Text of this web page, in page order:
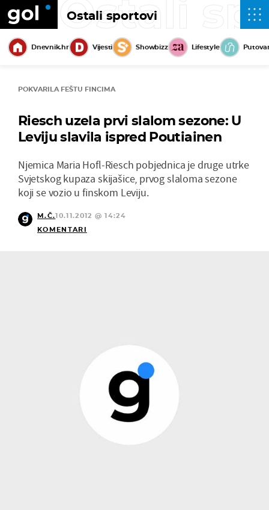
Ostali sportovi
Ostali
Dnevnik.hr Vijesti Showbizz Lifestyle
POKVARILA FEŠTU FINCIMA
Riesch uzela prvi slalom sezone: U
Leviju slavila ispred Poutiainen
Njemica Maria Hofl-Riesch pobjednica je druge utrke
Svjetskog kupaza skijašice, prvog slaloma sezone
koji se vozio u finskom Leviju.
M.Č.10.11.2012 @ 14:24
KOMENTARI